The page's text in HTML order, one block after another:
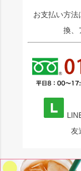
お支払い方法
換、
友